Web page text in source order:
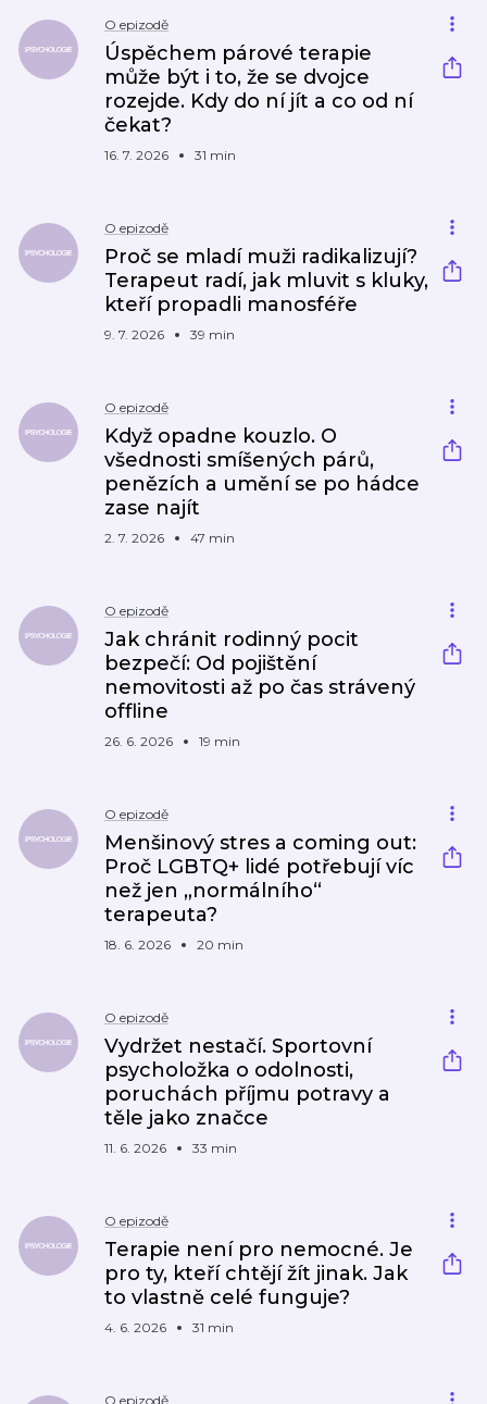
O epizodě
Úspěchem párové terapie
může být i to, že se dvojce
rozejde. Kdy do ní jít a co od ní
čekat?
16. 7. 2026 31 min
O epizodě
Proč se mladí muži radikalizují?
Terapeut radí, jak mluvit s kluky,
kteří propadli manosféře
9. 7. 2026 39 min
O epizodě
Když opadne kouzlo. O
všednosti smíšených párů,
penězích a umění se po hádce
zase najít
2. 7. 2026 47 min
O epizodě
Jak chránit rodinný pocit
bezpečí: Od pojištění
nemovitosti až po čas strávený
offline
26. 6. 2026 19 min
O epizodě
Menšinový stres a coming out:
Proč LGBTQ+ lidé potřebují víc
než jen „normálního“
terapeuta?
18. 6. 2026 20 min
O epizodě
Vydržet nestačí. Sportovní
psycholožka o odolnosti,
poruchách příjmu potravy a
těle jako značce
11. 6. 2026 33 min
O epizodě
Terapie není pro nemocné. Je
pro ty, kteří chtějí žít jinak. Jak
to vlastně celé funguje?
4. 6. 2026 31 min
O epizodě